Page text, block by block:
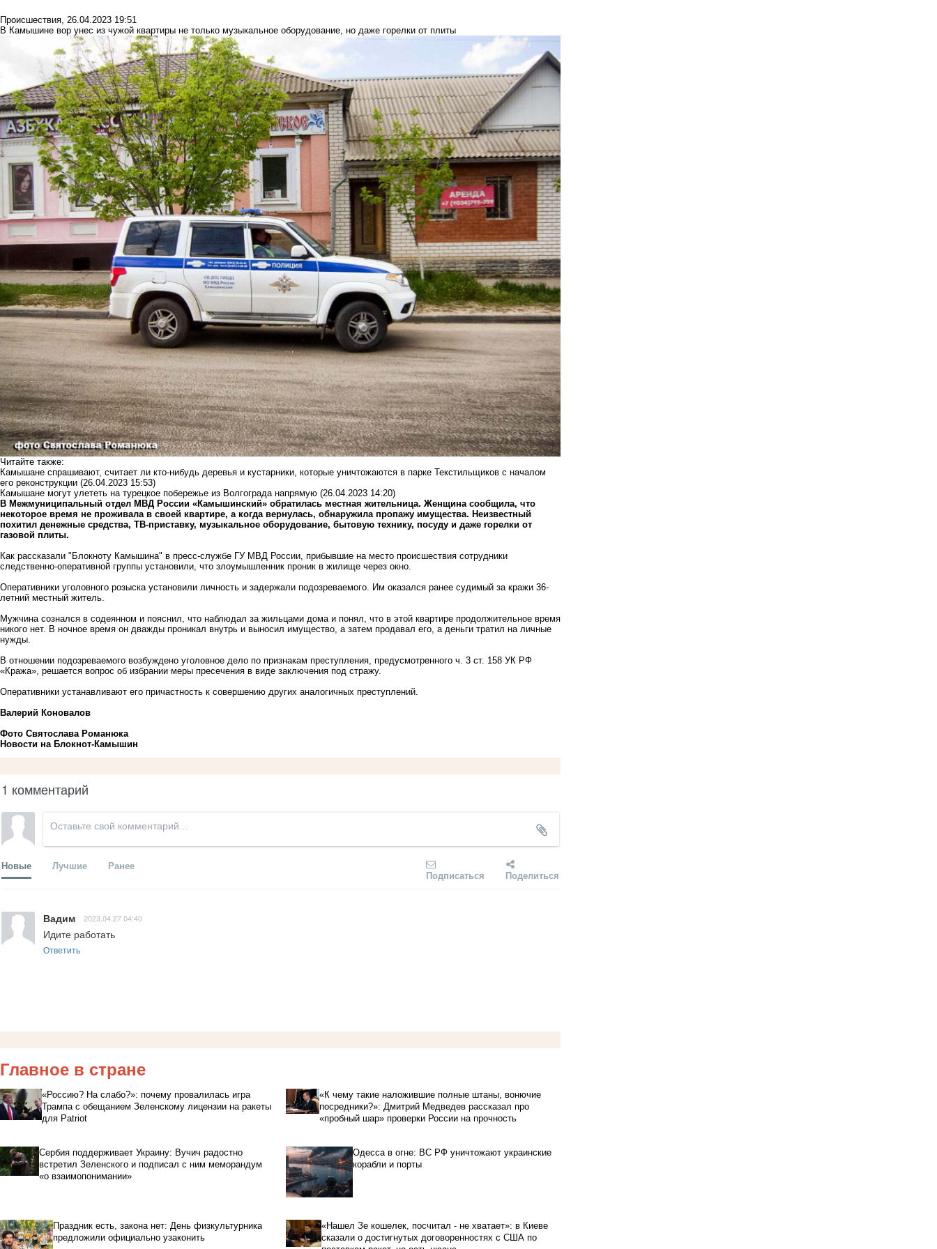
Происшествия, 26.04.2023 19:51
В Камышине вор унес из чужой квартиры не только музыкальное оборудование, но даже горелки от плиты
Читайте также:
Камышане спрашивают, считает ли кто-нибудь деревья и кустарники, которые уничтожаются в парке Текстильщиков с началом
его реконструкции (26.04.2023 15:53)
Камышане могут улететь на турецкое побережье из Волгограда напрямую (26.04.2023 14:20)
В Межмуниципальный отдел МВД России «Камышинский» обратилась местная жительница. Женщина сообщила, что
некоторое время не проживала в своей квартире, а когда вернулась, обнаружила пропажу имущества. Неизвестный
похитил денежные средства, ТВ-приставку, музыкальное оборудование, бытовую технику, посуду и даже горелки от
газовой плиты.
Как рассказали "Блокноту Камышина" в пресс-службе ГУ МВД России, прибывшие на место происшествия сотрудники
следственно-оперативной группы установили, что злоумышленник проник в жилище через окно.
Оперативники уголовного розыска установили личность и задержали подозреваемого. Им оказался ранее судимый за кражи 36-
летний местный житель.
Мужчина сознался в содеянном и пояснил, что наблюдал за жильцами дома и понял, что в этой квартире продолжительное время
никого нет. В ночное время он дважды проникал внутрь и выносил имущество, а затем продавал его, а деньги тратил на личные
нужды.
В отношении подозреваемого возбуждено уголовное дело по признакам преступления, предусмотренного ч. 3 ст. 158 УК РФ
«Кража», решается вопрос об избрании меры пресечения в виде заключения под стражу.
Оперативники устанавливают его причастность к совершению других аналогичных преступлений.
Валерий Коновалов
Фото Святослава Романюка
Новости на Блoкнoт-Камышин
1 комментарий
Новые Лучшие Ранее
Подписаться Поделиться
Вадим 2023.04.27 04:40
Идите работать
Ответить
Главное в стране
«Россию? На слабо?»: почему провалилась игра
Трампа с обещанием Зеленскому лицензии на ракеты
для Patriot
«К чему такие наложившие полные штаны, вонючие
посредники?»: Дмитрий Медведев рассказал про
«пробный шар» проверки России на прочность
Сербия поддерживает Украину: Вучич радостно
встретил Зеленского и подписал с ним меморандум
«о взаимопонимании»
Одесса в огне: ВС РФ уничтожают украинские
корабли и порты
Праздник есть, закона нет: День физкультурника
предложили официально узаконить
«Нашел Зе кошелек, посчитал - не хватает»: в Киеве
сказали о достигнутых договоренностях с США по